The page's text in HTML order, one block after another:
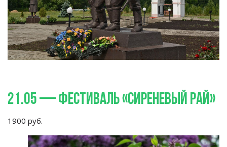
21.05—фестиваль«Сиреневый рай»
1900 руб.